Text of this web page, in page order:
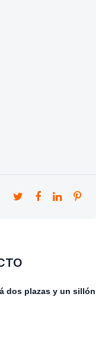
dos plazas y un sillón